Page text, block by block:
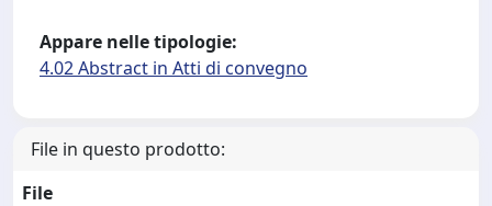
Appare nelle tipologie:
4.02 Abstract in Atti di convegno
File in questo prodotto:
File